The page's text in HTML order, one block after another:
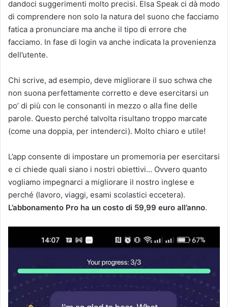
dandoci suggerimenti molto precisi. Elsa Speak ci dà modo
di comprendere non solo la natura del suono che facciamo
fatica a pronunciare ma anche il tipo di errore che
facciamo. In fase di login va anche indicata la provenienza
dell’utente.
Chi scrive, ad esempio, deve migliorare il suo schwa che
non suona perfettamente corretto e deve esercitarsi un
po’ di più con le consonanti in mezzo o alla fine delle
parole. Questo perché talvolta risultano troppo marcate
(come una doppia, per intenderci). Molto chiaro e utile!
L’app consente di impostare un promemoria per esercitarsi
e ci chiede quali siano i nostri obiettivi… Ovvero quanto
vogliamo impegnarci a migliorare il nostro inglese e
perché (lavoro, viaggi, esami scolastici eccetera).
L’abbonamento Pro ha un costo di 59,99 euro all’anno.